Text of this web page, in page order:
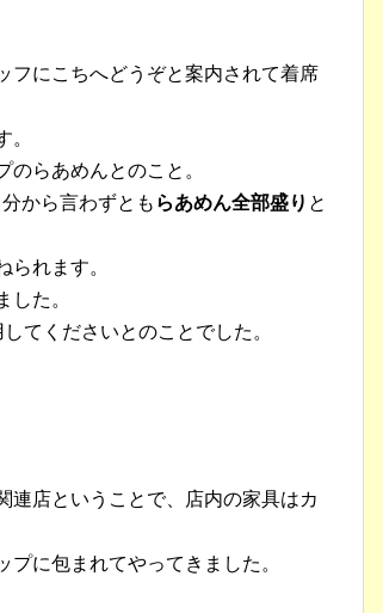
フにこちへどうぞと案内されて着席
。
らあめんとのこと。
から言わずとも らあめん全部盛り と
られます。
した。
てくださいとのことでした。
連店ということで、店内の家具はカ
に包まれてやってきました。